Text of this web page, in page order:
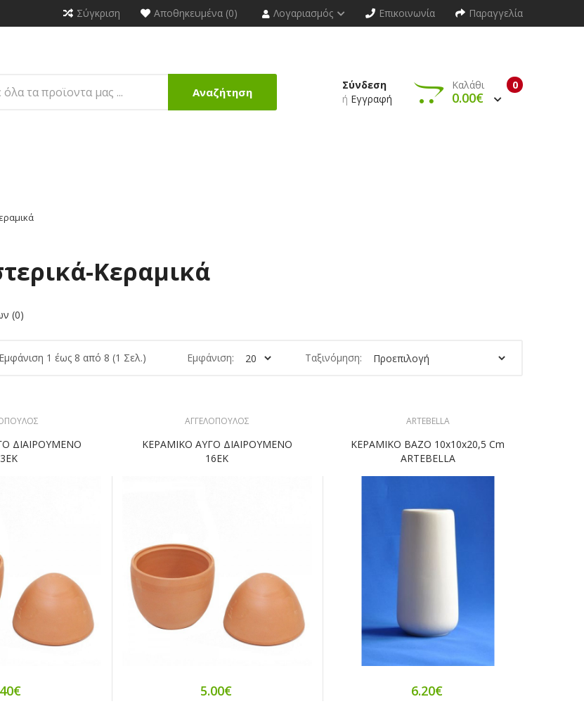
Σύγκριση Αποθηκευμένα (0) Λογαριασμός Επικοινωνία Παραγγελία
Σύνδεση
ή Εγγραφή
0
Καλάθι
0.00€
Αναζήτηση
Κεραμικά
(0)
Εμφάνιση 1 έως 8 από 8 (1 Σελ.) Ταξινόμηση:
Εμφάνιση:
ΔΙΑΙΡΟΥΜΕΝΟ
ΑΓΓΕΛΟΠΟΥΛΟΣ
ΚΕΡΑΜΙΚΟ ΑΥΓΟ ΔΙΑΙΡΟΥΜΕΝΟ
16ΕΚ
5.00€
ARTEBELLA
ΚΕΡΑΜΙΚΟ ΒΑΖΟ 10x10x20,5 Cm
ARTEBELLA
6.20€